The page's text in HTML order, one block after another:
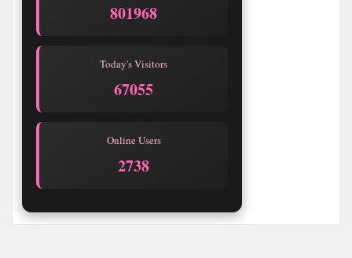
801969
Today's Visitors
67056
Online Users
2738